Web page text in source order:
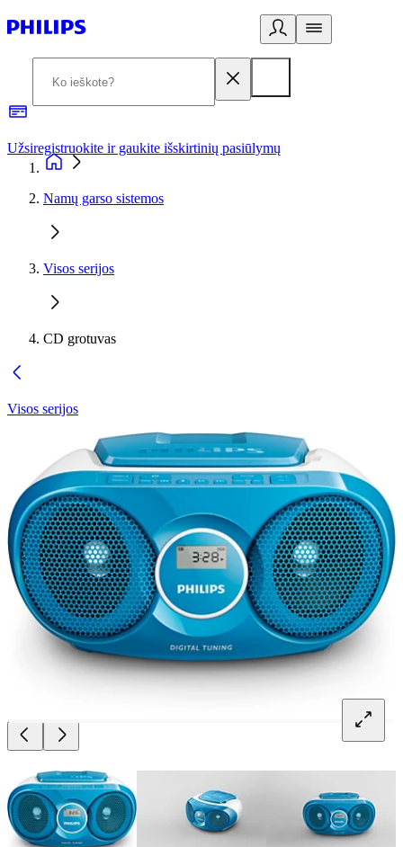
Užsiregistruokite ir gaukite išskirtinių pasiūlymų
Namų garso sistemos
Visos serijos
CD grotuvas
Visos serijos